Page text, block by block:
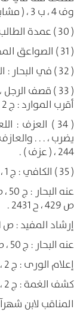
وف 4 ، ب 3 ، ( مشابهة الإمام الهادي أباه عليهما السلام ) .
( 30 ) عمدة الطالب : ص 179 ، س 7 .
( 31 ) الصواعق المحرقة : ص 206 ، س 26 .
( 32 ) في البحار : الحسين بن الحسن الحسيني .
( 33 ) قصف
أقرب الموارد : ج 2 ، ص 1007 ، ( قصف ) .
( 34 ) العزف
244 ، ( عزف ) .
( 35 ) الكافي : ج 1 ، ص 502 ، ح 8 .
ص 429 ، ح 2431 .
إرشاد المفيد : ص 331 ، س 20 ، بتفاوت .
عنه البحار : ج 50 ، ص 3 ، ح 6 .
إعلام الورى : ج 2 ، ص 121 ، س 12 ، بتفاوت .
كشف الغمة : ج 2 ، ص 381 ، س 2 ، بتفاوت .
المناقب لابن شهرآشوب : ج 4 ، ص